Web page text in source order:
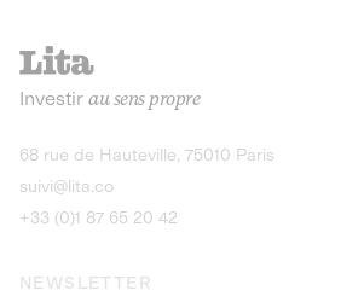
Actions
Gain potentiel
Découvrir l'opportunité
Investir au sens propre
68 rue de Hauteville, 75010 Paris
suivi@lita.co
+33 (0)1 87 65 20 42
NEWSLETTER